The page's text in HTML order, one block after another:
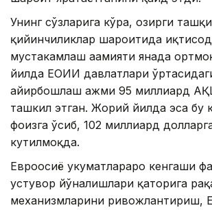
Унинг сўзларига кўра, ҳозирги ташқи
қийинчиликлар шароитида
мустаҳкамлаш аҳамияти янада
йилда ЕОИИ давлатлари
айирбошлаш ҳажми 95 миллиард
ташкил этган. Жорий йилда эса бу
фоизга ўсиб, 102 миллиард
кутилмоқда.
Евроосиё ҳукуматлараро кенгаши
устувор йўналишлари қаторига
механизмларини ривожлантириш,